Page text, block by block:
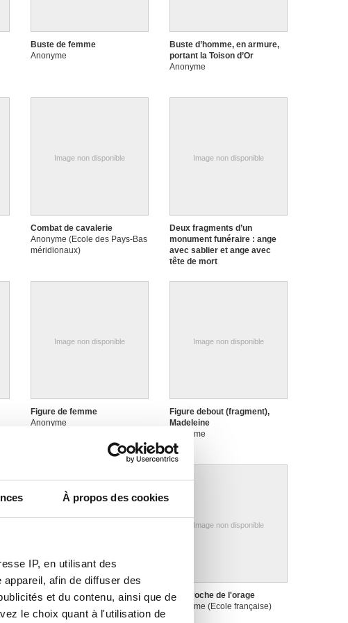
À propos des cookies
IP, en utilisant des
afin de diffuser des
et du contenu, ainsi que de
le choix quant à l'utilisation de
Buste de femme
Anonyme
Buste d’homme, en armure,
portant la Toison d’Or
Anonyme
Image non disponible
Combat de cavalerie
Anonyme (Ecole des Pays-Bas
méridionaux)
Image non disponible
Deux fragments d’un
monument funéraire : ange
avec sablier et ange avec
tête de mort
Image non disponible
Figure de femme
Anonyme
Image non disponible
Figure debout (fragment),
Madeleine
Anonyme
Jeune faune
Image non disponible
L'approche de l'orage
Anonyme (Ecole française)